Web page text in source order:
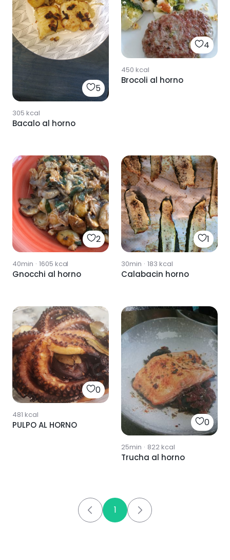
5
305 kcal
Bacalo al horno
4
450 kcal
Brocoli al horno
2
40min · 1605 kcal
Gnocchi al horno
1
30min · 183 kcal
Calabacin horno
0
481 kcal
PULPO AL HORNO 0
25min · 822kcal
Trucha al horno
1